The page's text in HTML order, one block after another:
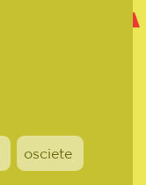
osciete